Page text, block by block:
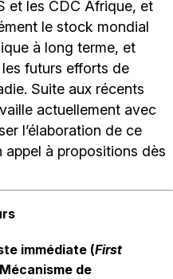
et les CDC Afrique, et
le stock mondial
à long terme, et
les futurs efforts de
Suite aux récents
actuellement avec
l’élaboration de ce
appel à propositions dès
immédiate (First
de